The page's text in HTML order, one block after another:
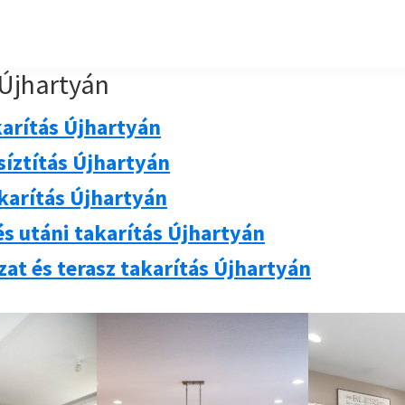
Újhartyán
Újhartyán
Újhartyán
utáni takarítás Újhartyán
és terasz takarítás Újhartyán